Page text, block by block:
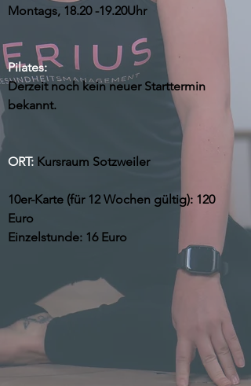
Montags, 18.20 -19.20Uhr
Pilates:
Derzeit noch kein neuer Starttermin
bekannt.
ORT: Kursraum Sotzweiler
10er-Karte (für 12 Wochen gültig): 120
Euro
Einzelstunde: 16 Euro